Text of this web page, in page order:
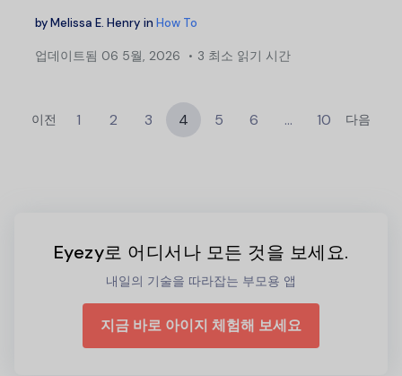
byMelissa E. Henry in How To
업데이트됨 06 5월, 2026 3 최소 읽기 시간
이전 1 2 3 4 5 6 … 10 다음
Eyezy로 어디서나 모든 것을 보세요.
내일의 기술을 따라잡는 부모용 앱
지금 바로 아이지 체험해 보세요